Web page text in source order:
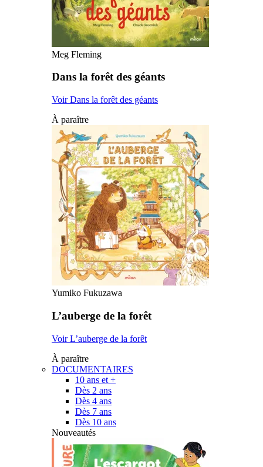
Meg Fleming
Dans la forêt des géants
Voir Dans la forêt des géants
À paraître
Yumiko Fukuzawa
L’auberge de la forêt
Voir L’auberge de la forêt
À paraître
DOCUMENTAIRES
10 ans et +
Dès 2 ans
Dès 4 ans
Dès 7 ans
Dès 10 ans
Nouveautés